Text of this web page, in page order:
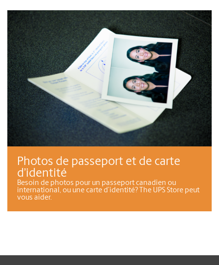
Photos de passeport et de carte
d’identité
Besoin de photos pour un passeport canadien ou
international, ou une carte d’identité? The UPS Store peut
vous aider.